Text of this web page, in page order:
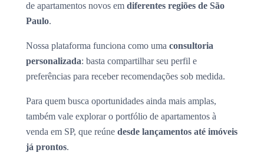
de apartamentos novos em diferentes regiões de São
Paulo.
Nossa plataforma funciona como uma consultoria
personalizada: basta compartilhar seu perfil e
preferências para receber recomendações sob medida.
Para quem busca oportunidades ainda mais amplas,
também vale explorar o portfólio de apartamentos à
venda em SP, que reúne desde lançamentos até imóveis
já prontos.